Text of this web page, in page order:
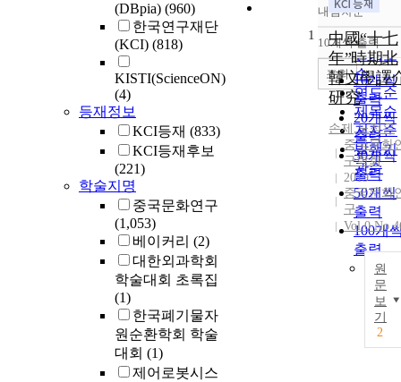
(DBpia) (960)
한국연구재단
(KCI) (818)
KISTI(ScienceON)
(4)
등재정보
KCI등재 (833)
KCI등재후보
(221)
학술지명
중국문화연구
(1,053)
베이커리 (2)
대한외과학회
학술대회 초록집
(1)
한국폐기물자
원순환학회 학술
대회 (1)
제어로봇시스
정확도
순
인기도
순
연도순
제목순
저자순
발행기
관순
내림차순
내림차
10개씩 출력
10개씩
출력
20개씩
출력
30개씩
출력
50개씩
출력
100개
출력
조회
1
中國“十七
年”時期北
韓文學譯
研究
손제 ,노정은
중국문화
구학회
2019
중국문화
구
Vol.0
원
문
보
기
2